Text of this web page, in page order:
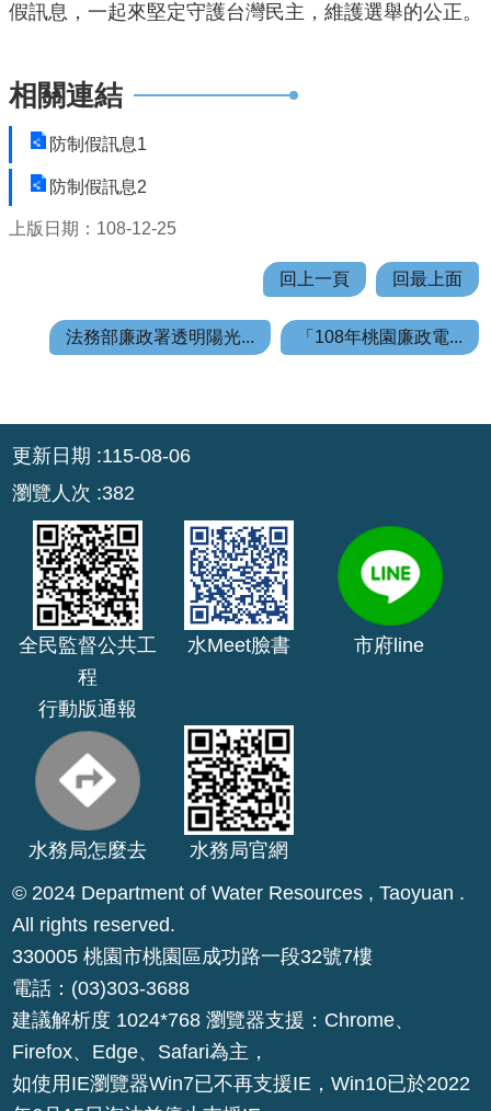
污
水
回
頁
政
信
常
E
桃
市
政
府
隱
私
權
政
假訊息，一起來堅定守護台灣民主，維護選舉的公正。
相關連結
防制假訊息1
防制假訊息2
上版日期：108-12-25
回上一頁 回最上面
法務部廉政署透明陽光... 「108年桃園廉政電...
更新日期
115-08-06
瀏覽人次
382
全民監督公共工
程
行動版通報
水Meet臉書 市府line
水務局怎麼去
水務局官網
© 2024 Department of Water Resources , Taoyuan .
All rights reserved.
330005 桃園市桃園區成功路一段32號7樓
電話：(03)303-3688
建議解析度 1024*768 瀏覽器支援：Chrome、
Firefox、Edge、Safari為主，
如使用IE瀏覽器Win7已不再支援IE，Win10已於2022